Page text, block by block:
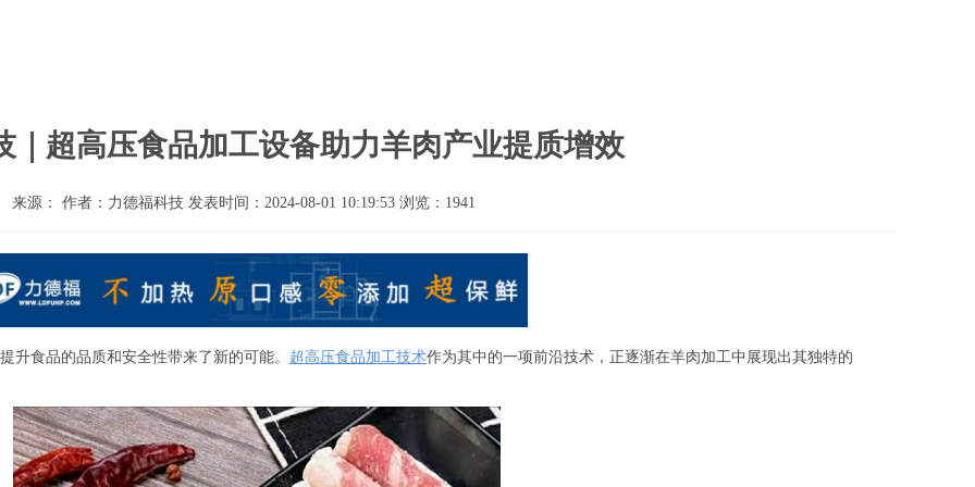
｜超高压食品加工设备助力羊肉产业提质增效
来源： 作者：力德福科技 发表时间：2024-08-01 10:19:53 浏览：1941
升食品的品质和安全性带来了新的可能。 超高压食品加工技术作为其中的一项前沿技术，正逐渐在羊肉加工中展现出其独特的